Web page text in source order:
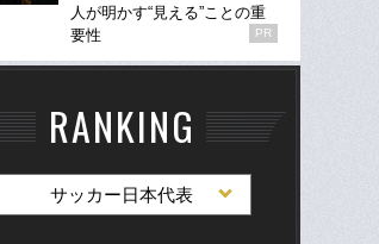
人が明かす“見える”ことの重
要性
PR
RANKING
サッカー日本代表